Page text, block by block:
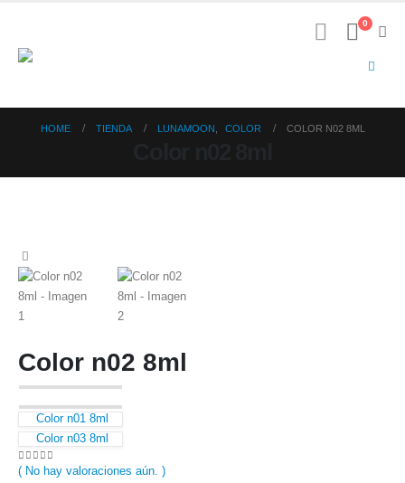
0
HOME TIENDA LUNAMOON COLOR COLOR N02 8ML
Color n02 8ml
Color n01 8ml
Color n03 8ml
0 out of 5
( No hay valoraciones aún. )